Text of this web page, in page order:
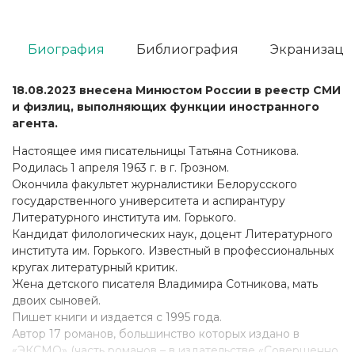
18.08.2023 внесена Минюстом России в реестр СМИ
и физлиц, выполняющих функции иностранного
агента.
Настоящее имя писательницы Татьяна Сотникова.
Родилась 1 апреля 1963 г. в г. Грозном.
Окончила факультет журналистики Белорусского
государственного университета и аспирантуру
Литературного института им. Горького.
Кандидат филологических наук, доцент Литературного
института им. Горького. Известный в профессиональных
кругах литературный критик.
Жена детского писателя Владимира Сотникова, мать
двоих сыновей.
Пишет книги и издается с 1995 года.
Автор 17 романов, большинство которых издано в
Биография Библиография